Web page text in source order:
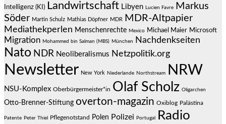
Intelligenz (KI) Landwirtschaft Libyen Lucien Favre
Markus
Söder Martin Schulz Mathias Döpfner MDR MDR-Altpapier
Mediathekperlen Menschenrechte Mexico Michael Maier Microsoft
Migration Mohammed bin Salman (MBS) München Nachdenkseiten
Nato NDR Neoliberalismus Netzpolitik.org
Newsletter New York Niederlande Northstream NRW
NSU-Komplex Oberbürgermeister*in Olaf Scholz Oligarchen
Otto-Brenner-Stiftung overton-magazin Oxiblog Palästina
Patente Peter Thiel Pflegenotstand Polen Polizei Portugal Radio